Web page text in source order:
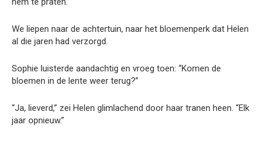
We liepen naar de achtertuin, naar het bloemenperk dat Helen
al die jaren had verzorgd.
Sophie luisterde aandachtig en vroeg toen: “Komen de
bloemen in de lente weer terug?”
“Ja, lieverd,” zei Helen glimlachend door haar tranen heen. “Elk
jaar opnieuw.”